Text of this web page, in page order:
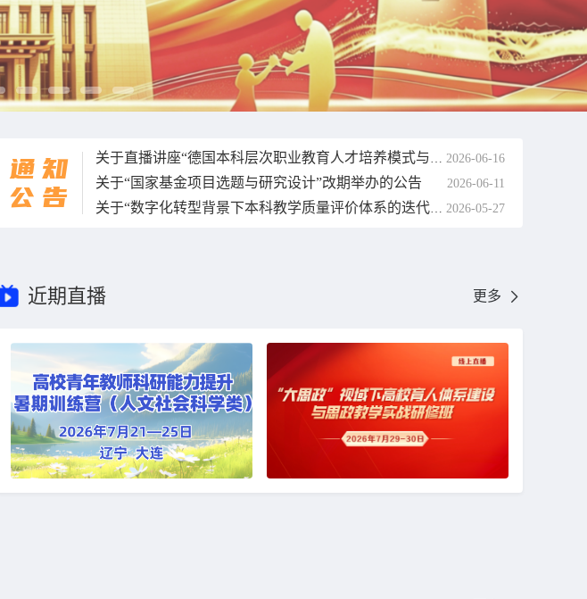
通知
公 告
关于直播讲座“德国本科层次职业教育人才培养模式与我国职业本科教育发展”延期的公告 2026-06-16
关于“国家基金项目选题与研究设计”改期举办的公告
2026-06-11
关于“数字化转型背景下本科教学质量评价体系的迭代升级与创新实践”直播讲座改期公告 2026-05-27
近期直播 更多